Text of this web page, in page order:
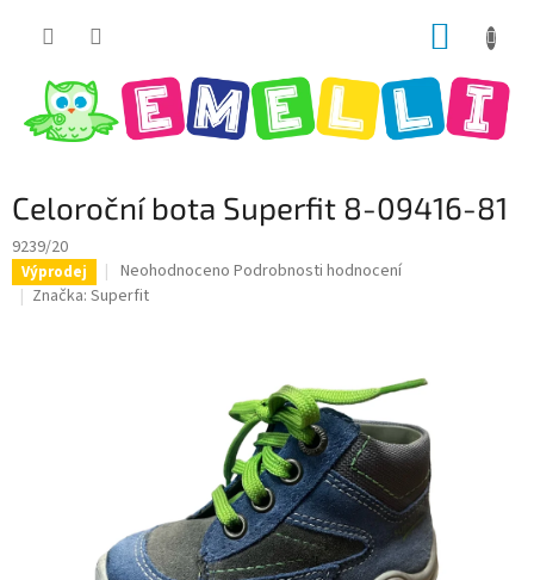
Celoroční bota Superfit 8-09416-81
9239/20
Výprodej
Průměrné
hodnocení
Neohodnoceno Podrobnosti hodnocení
Značka: Superfit